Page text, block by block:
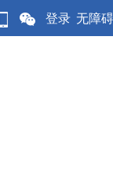
登录 无障碍